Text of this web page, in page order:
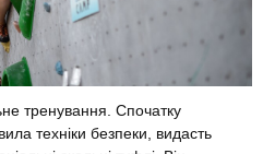
тренування. Спочатку
техніки безпеки, видасть